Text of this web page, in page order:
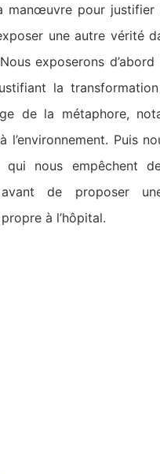
manœuvre pour justifier
une autre vérité
exposerons
la
de la métaphore,
l’environnement. Puis
qui nous empêchent
de proposer
à l’hôpital.